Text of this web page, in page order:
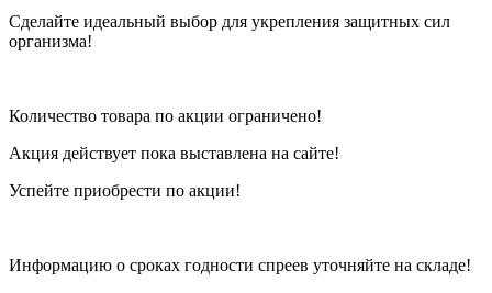
Сделайте идеальный выбор для укрепления защитных сил
организма!
Количество товара по акции ограничено!
Акция действует пока выставлена на сайте!
Успейте приобрести по акции!
Информацию о сроках годности спреев уточняйте на складе!